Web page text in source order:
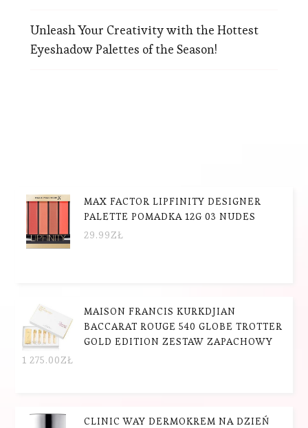
Unleash Your Creativity with the Hottest
Eyeshadow Palettes of the Season!
MAX FACTOR LIPFINITY DESIGNER
PALETTE POMADKA 12G 03 NUDES
29.99ZŁ
MAISON FRANCIS KURKDJIAN
BACCARAT ROUGE 540 GLOBE TROTTER
GOLD EDITION ZESTAW ZAPACHOWY
1 275.00ZŁ
CLINIC WAY DERMOKREM NA DZIEŃ